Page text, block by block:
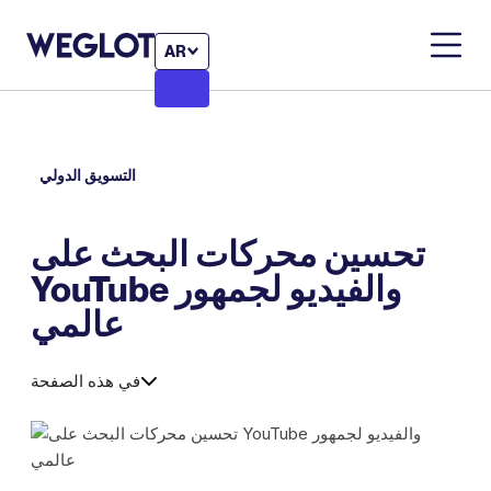
AR
التسويق الدولي
تحسين محركات البحث على
YouTube والفيديو لجمهور
عالمي
في هذه الصفحة